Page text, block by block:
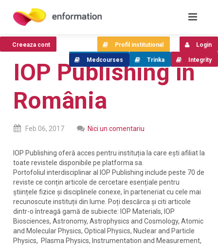
IOP Publishing în
România
Feb 06, 2017 Nici un comentariu
IOP Publishing oferă acces pentru instituția la care ești afiliat la
toate revistele disponibile pe platforma sa.
Portofoliul interdisciplinar al IOP Publishing include peste 70 de
reviste ce conțin articole de cercetare esențiale pentru
științele fizice și disciplinele conexe, în parteneriat cu cele mai
recunoscute instituții din lume. Poți descărca și citi articole
dintr-o întreagă gamă de subiecte: IOP Materials, IOP
Biosciences, Astronomy, Astrophysics and Cosmology, Atomic
and Molecular Physics, Optical Physics, Nuclear and Particle
Physics, Plasma Physics, Instrumentation and Measurement,
Creeaza cont Login
Profil institutional
Integrity
Trinka
Medcourses